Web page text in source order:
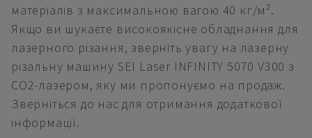
матеріалів з максимальною вагою 40 кг/м².
Якщо ви шукаєте високоякісне обладнання для
лазерного різання, зверніть увагу на лазерну
різальну машину SEI Laser INFINITY 5070 V300 з
CO2-лазером, яку ми пропонуємо на продаж.
Зверніться до нас для отримання додаткової
інформації.